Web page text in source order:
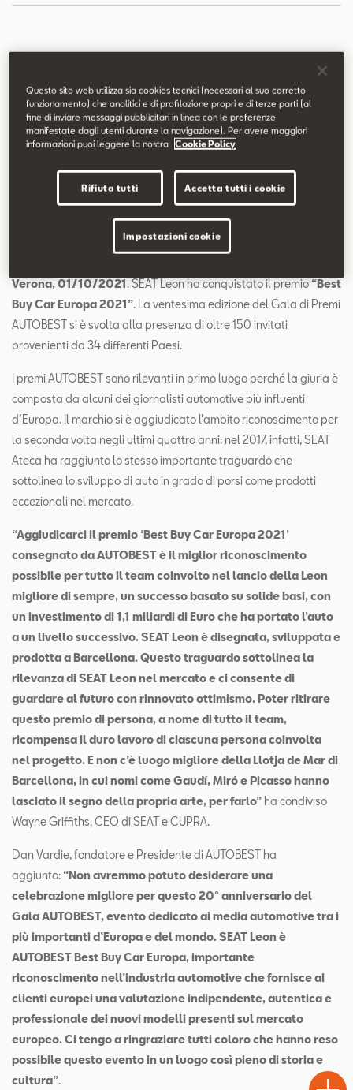
Contatti
Configuratore
AUTOBEST, SEAT Leon è stata eletta “Best Buy Car
Europa 2021”
Il connubio di dinamismo, efficienza e sicurezza
avanzata della nuova Leon hanno conquistato la
giuria composta da 31 membri provenienti da tutta
Europa
SEAT si aggiudica il premio AUTOBEST per la seconda
volta, dopo aver ottenuto il prestigioso
riconoscimento nel 2017 con SEAT Ateca
Verona, 01/10/2021. SEAT Leon ha conquistato il premio“Best
Buy Car Europa 2021”. La ventesima edizione del Gala di Premi
AUTOBEST si è svolta alla presenza di oltre 150 invitati
provenienti da 34 differenti Paesi.
I premi AUTOBEST sono rilevanti in primo luogo perché la giuria è
composta da alcuni dei giornalisti automotive più influenti
d’Europa. Il marchio si è aggiudicato l’ambito riconoscimento per
la seconda volta negli ultimi quattro anni: nel 2017, infatti, SEAT
Ateca ha raggiunto lo stesso importante traguardo che
sottolinea lo sviluppo di auto in grado di porsi come prodotti
eccezionali nel mercato.
“Aggiudicarci il premio ‘Best Buy Car Europa 2021’
consegnato da AUTOBEST è il miglior riconoscimento
possibile per tutto il team coinvolto nel lancio della Leon
migliore di sempre, un successo basato su solide basi, con
un investimento di 1,1 miliardi di Euro che ha portato l’auto
a un livello successivo. SEAT Leon è disegnata, sviluppata e
prodotta a Barcellona. Questo traguardo sottolinea la
rilevanza di SEAT Leon nel mercato e ci consente di
guardare al futuro con rinnovato ottimismo. Poter ritirare
questo premio di persona, a nome di tutto il team,
ricompensa il duro lavoro di ciascuna persona coinvolta
nel progetto. E non c’è luogo migliore della Llotja de Mar di
Barcellona, in cui nomi come Gaudí, Miró e Picasso hanno
lasciato il segno della propria arte, per farlo” ha condiviso
Wayne Griffiths, CEO di SEAT e CUPRA.
Dan Vardie, fondatore e Presidente di AUTOBEST ha
aggiunto: “Non avremmo potuto desiderare una
celebrazione migliore per questo 20° anniversario del
Gala AUTOBEST, evento dedicato ai media automotive tra i
più importanti d’Europa e del mondo. SEAT Leon è
AUTOBEST Best Buy Car Europa, importante
riconoscimento nell’industria automotive che fornisce ai
clienti europei una valutazione indipendente, autentica e
professionale dei nuovi modelli presenti sul mercato
europeo. Ci tengo a ringraziare tutti coloro che hanno reso
possibile questo evento in un luogo così pieno di storia e
cultura”.
Test
Drive
Chiama
Questo sito web utilizza sia cookies tecnici (necessari al suo corretto
funzionamento) che analitici e di profilazione propri e di terze parti (al
fine di inviare messaggi pubblicitari in linea con le preferenze
manifestate dagli utenti durante la navigazione). Per avere maggiori
informazioni puoi leggere la nostra
Cookie Policy
Rifiuta tutti Accetta tutti i cookie
Impostazioni cookie